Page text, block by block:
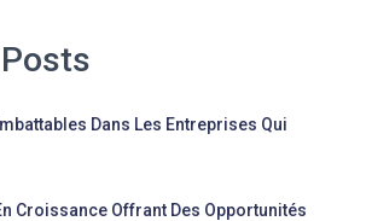
Dans Les Entreprises Qui
Croissance Offrant Des Opportunités